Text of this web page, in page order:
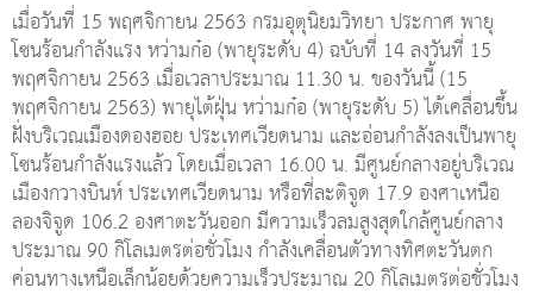
เมื่อวันที่ 15 พฤศจิกายน 2563 กรมอุตุนิยมวิทยา ประกาศ พายุ
โซนร้อนกำลังแรง หว่ามก๋อ (พายุระดับ 4) ฉบับที่ 14 ลงวันที่ 15
พฤศจิกายน 2563 เมื่อเวลาประมาณ 11.30 น. ของวันนี้ (15
พฤศจิกายน 2563) พายุไต้ฝุ่น หว่ามก๋อ (พายุระดับ 5) ได้เคลื่อนขึ้น
ฝั่งบริเวณเมืองดองฮอย ประเทศเวียดนาม และอ่อนกำลังลงเป็นพายุ
โซนร้อนกำลังแรงแล้ว โดยเมื่อเวลา 16.00 น. มีศูนย์กลางอยู่บริเวณ
เมืองกวางบินห์ ประเทศเวียดนาม หรือที่ละติจูด 17.9 องศาเหนือ
ลองจิจูด 106.2 องศาตะวันออก มีความเร็วลมสูงสุดใกล้ศูนย์กลาง
ประมาณ 90 กิโลเมตรต่อชั่วโมง กำลังเคลื่อนตัวทางทิศตะวันตก
ค่อนทางเหนือเล็กน้อยด้วยความเร็วประมาณ 20 กิโลเมตรต่อชั่วโมง